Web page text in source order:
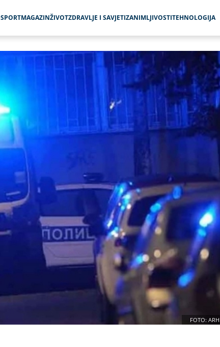
SPORTMAGAZINŽIVOTZDRAVLJE I SAVJETIZANIMLJIVOSTITEHNOLOGIJA
FOTO: